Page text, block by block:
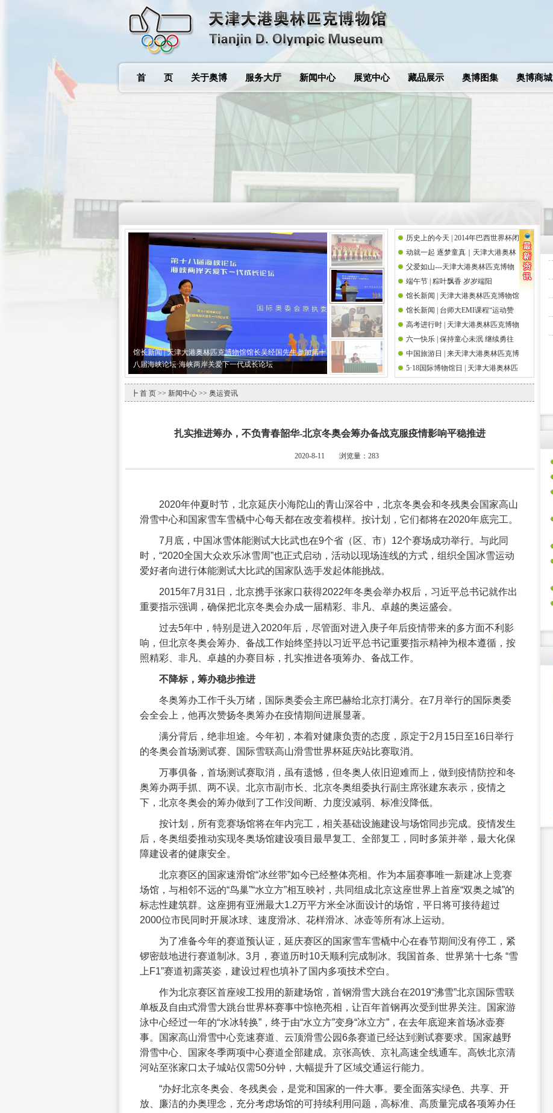
首 页 关于奥博 服务大厅 新闻中心 展览中心 藏品展示 奥博图集 奥博商城
馆长新闻 | 天津大港奥林匹克博物馆馆长吴经国先生参加第十
八届海峡论坛·海峡两岸关爱下一代成长论坛
历史上的今天 | 2014年巴西世界杯闭
幕式
动就一起 逐梦童真｜天津大港奥林
匹克博物馆携手思而语幼儿园共庆
国际奥林匹克日
父爱如山---天津大港奥林匹克博物
馆祝天下父亲节日快乐
端午节 | 粽叶飘香 岁岁端阳
馆长新闻 | 天津大港奥林匹克博物馆
馆长吴经国先生参加第十八届海峡
论坛·海峡两岸关爱下一代成长论坛
馆长新闻 | 台师大EMI课程“运动赞
助策略研究”师生校外参访前国际奥
委会执行委员吴经国先生
高考进行时 | 天津大港奥林匹克博物
馆祝高考学子金榜题名
六一快乐 | 保持童心未泯 继续勇往
直前
中国旅游日 | 来天津大港奥林匹克博
物馆邂逅奥运文脉
5·18国际博物馆日 | 天津大港奥林匹
克博物馆举办筑桥梁 传圣火奥运观
影系列活动
┣ 首 页 >> 新闻中心 >> 奥运资讯
扎实推进筹办，不负青春韶华-北京冬奥会筹办备战克服疫情影响平稳推进
2020-8-11 浏览量： 283
2020年仲夏时节，北京延庆小海陀山的青山深谷中，北京冬奥会和冬残奥会国家高山
滑雪中心和国家雪车雪橇中心每天都在改变着模样。按计划，它们都将在2020年底完工。
7月底，中国冰雪体能测试大比武也在9个省（区、市）12个赛场成功举行。与此同
时，“2020全国大众欢乐冰雪周”也正式启动，活动以现场连线的方式，组织全国冰雪运动
爱好者向进行体能测试大比武的国家队选手发起体能挑战。
2015年7月31日，北京携手张家口获得2022年冬奥会举办权后，习近平总书记就作出
重要指示强调，确保把北京冬奥会办成一届精彩、非凡、卓越的奥运盛会。
过去5年中，特别是进入2020年后，尽管面对进入庚子年后疫情带来的多方面不利影
响，但北京冬奥会筹办、备战工作始终坚持以习近平总书记重要指示精神为根本遵循，按
照精彩、非凡、卓越的办赛目标，扎实推进各项筹办、备战工作。
不降标，筹办稳步推进
冬奥筹办工作千头万绪，国际奥委会主席巴赫给北京打满分。在7月举行的国际奥委
会全会上，他再次赞扬冬奥筹办在疫情期间进展显著。
满分背后，绝非坦途。今年初，本着对健康负责的态度，原定于2月15日至16日举行
的冬奥会首场测试赛、国际雪联高山滑雪世界杯延庆站比赛取消。
万事俱备，首场测试赛取消，虽有遗憾，但冬奥人依旧迎难而上，做到疫情防控和冬
奥筹办两手抓、两不误。北京市副市长、北京冬奥组委执行副主席张建东表示，疫情之
下，北京冬奥会的筹办做到了工作没间断、力度没减弱、标准没降低。
按计划，所有竞赛场馆将在年内完工，相关基础设施建设与场馆同步完成。疫情发生
后，冬奥组委推动实现冬奥场馆建设项目最早复工、全部复工，同时多策并举，最大化保
障建设者的健康安全。
北京赛区的国家速滑馆“冰丝带”如今已经整体亮相。作为本届赛事唯一新建冰上竞赛
场馆，与相邻不远的“鸟巢”“水立方”相互映衬，共同组成北京这座世界上首座“双奥之城”的
标志性建筑群。这座拥有亚洲最大1.2万平方米全冰面设计的场馆，平日将可接待超过
2000位市民同时开展冰球、速度滑冰、花样滑冰、冰壶等所有冰上运动。
为了准备今年的赛道预认证，延庆赛区的国家雪车雪橇中心在春节期间没有停工，紧
锣密鼓地进行赛道制冰。3月，赛道历时10天顺利完成制冰。我国首条、世界第十七条 “雪
上F1”赛道初露英姿，建设过程也填补了国内多项技术空白。
作为北京赛区首座竣工投用的新建场馆，首钢滑雪大跳台在2019“沸雪”北京国际雪联
单板及自由式滑雪大跳台世界杯赛事中惊艳亮相，让百年首钢再次受到世界关注。国家游
泳中心经过一年的“水冰转换”，终于由“水立方”变身“冰立方”，在去年底迎来首场冰壶赛
事。国家高山滑雪中心竞速赛道、云顶滑雪公园6条赛道已经达到测试赛要求。国家越野
滑雪中心、国家冬季两项中心赛道全部建成。京张高铁、京礼高速全线通车。高铁北京清
河站至张家口太子城站仅需50分钟，大幅提升了区域交通运行能力。
“办好北京冬奥会、冬残奥会，是党和国家的一件大事。要全面落实绿色、共享、开
放、廉洁的办奥理念，充分考虑场馆的可持续利用问题，高标准、高质量完成各项筹办任